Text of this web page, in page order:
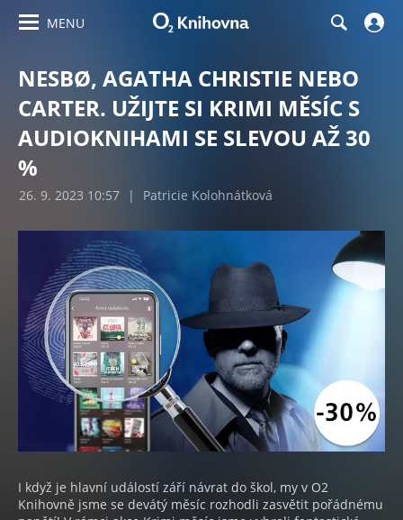
MENU
NESBØ, AGATHA CHRISTIE NEBO
CARTER. UŽIJTE SI KRIMI MĚSÍC S
AUDIOKNIHAMI SE SLEVOU AŽ 30
%
26. 9. 2023 10:57 | Patricie Kolohnátková
I když je hlavní událostí září návrat do škol, my v O2
Knihovně jsme se devátý měsíc rozhodli zasvětit pořádnému